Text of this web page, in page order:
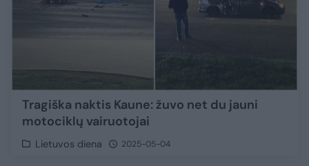
Tragiška naktis Kaune: žuvo net du jauni
motociklų vairuotojai
Lietuvos diena 2025-05-04